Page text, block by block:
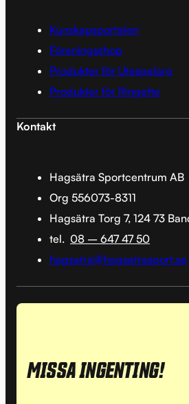
Kunskapsportalen
Föreningsshop
Produkter för Utespelare
Produkter för Ringette
Kontakt
Hagsätra Sportcentrum AB
Org 556073-8311
Hagsätra Torg 7, 124 73
tel. 08 – 647 47 50
hagsatra@hagsatrasport.se
MISSA INGENTING!